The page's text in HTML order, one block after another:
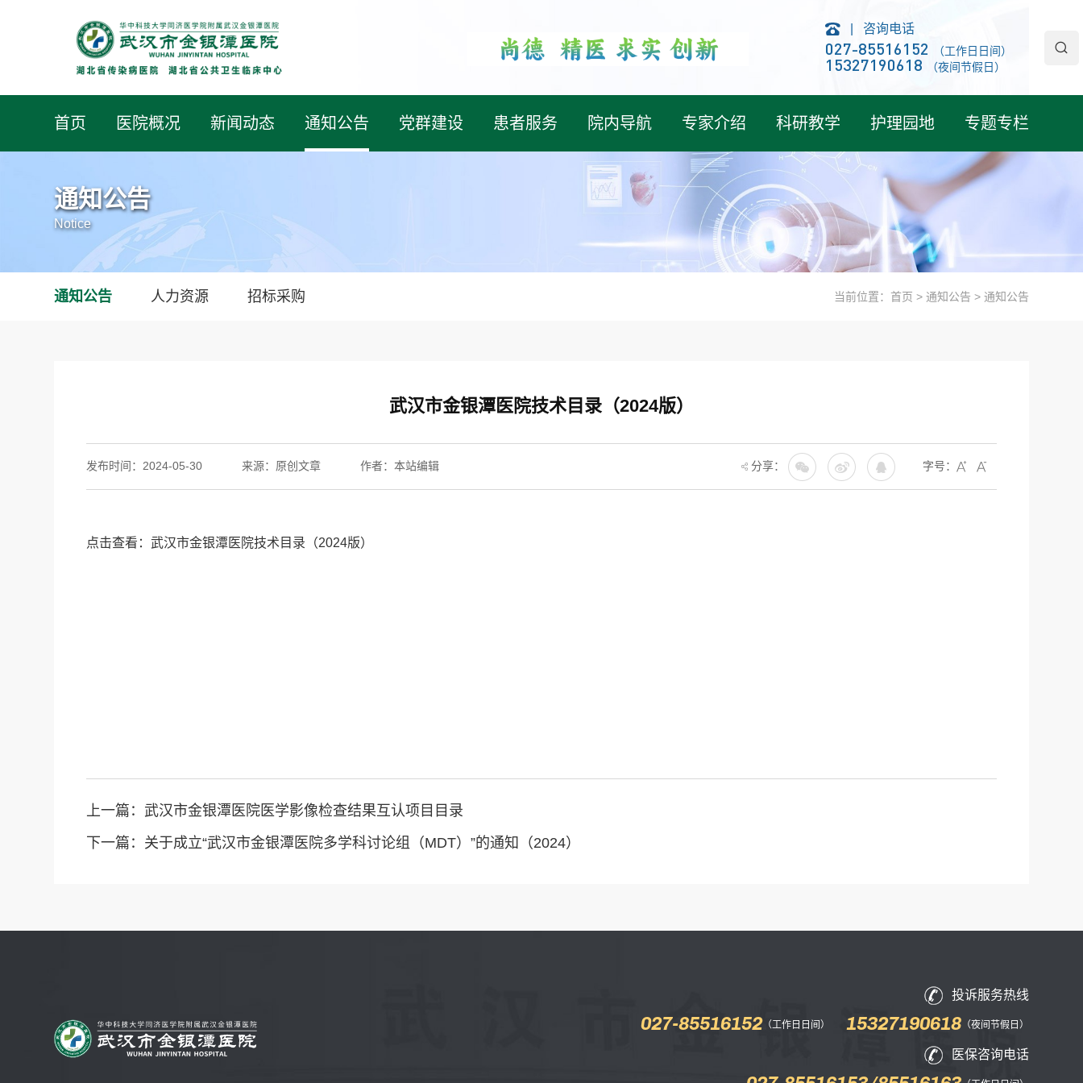
咨询电话
027-85516152 （工作日日间）
15327190618 （夜间节假日）
首页 医院概况 新闻动态 通知公告 党群建设 患者服务 院内导航 专家介绍 科研教学 护理园地 专题专栏
通知公告
Notice
通知公告 人力资源 招标采购 当前位置： 首页 > 通知公告 > 通知公告
武汉市金银潭医院技术目录（2024版）
发布时间：2024-05-30 来源：原创文章 作者：本站编辑 分享： 字号：
点击查看：武汉市金银潭医院技术目录（2024版）
上一篇： 武汉市金银潭医院医学影像检查结果互认项目目录
下一篇： 关于成立“武汉市金银潭医院多学科讨论组（MDT）”的通知（2024）
投诉服务热线
027-85516152（工作日日间） 15327190618（夜间节假日）
医保咨询电话